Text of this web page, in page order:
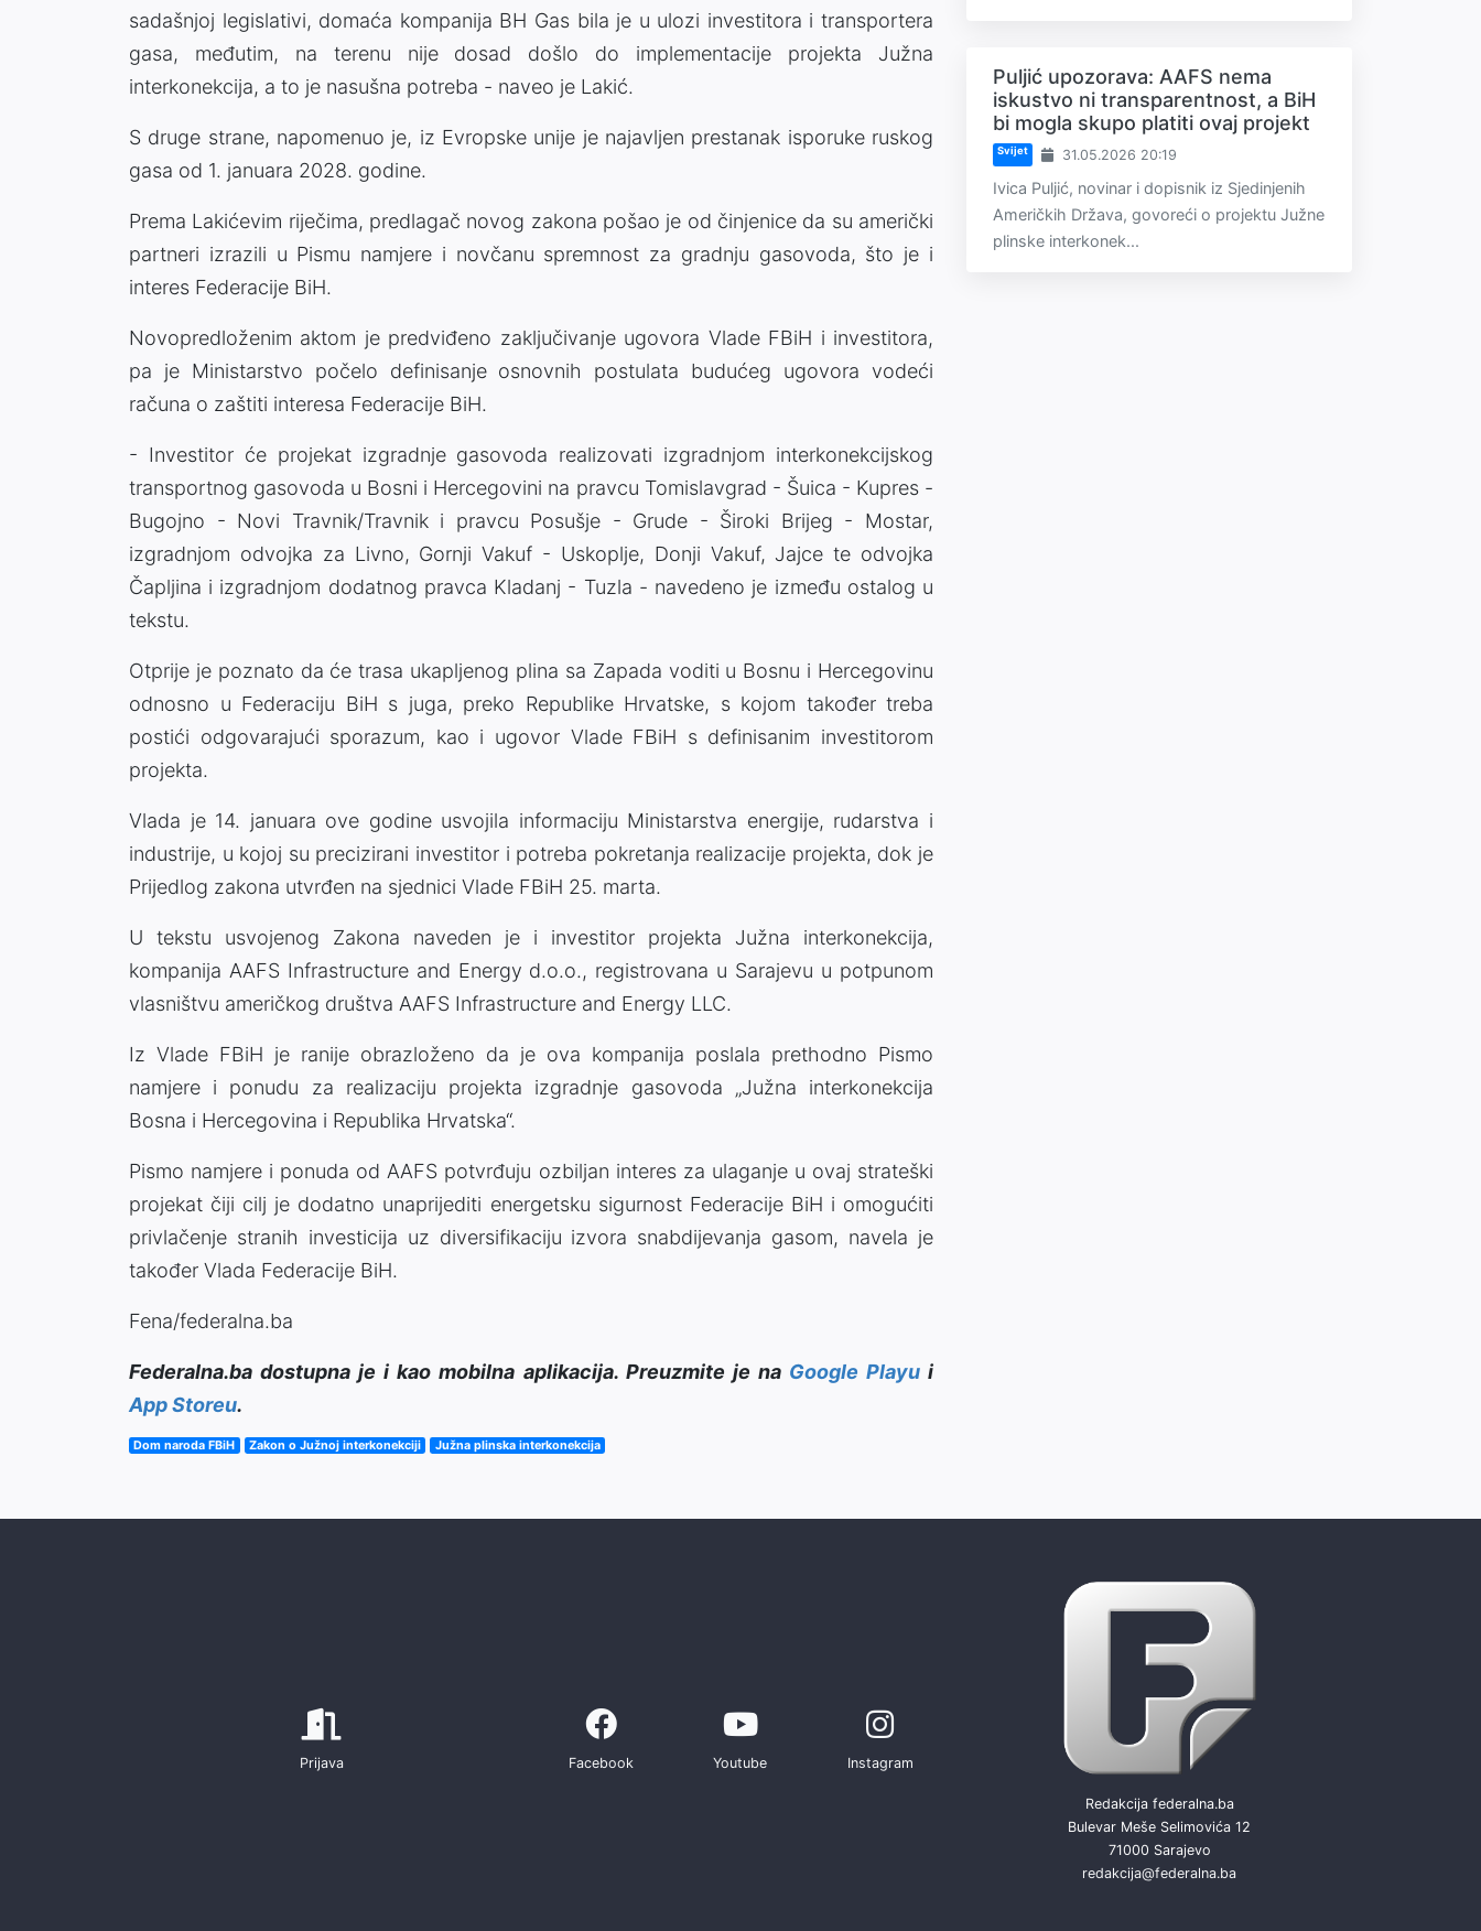
sadašnjoj legislativi, domaća kompanija BH Gas bila je u ulozi investitora i transportera
gasa, međutim, na terenu nije dosad došlo do implementacije projekta Južna
interkonekcija, a to je nasušna potreba - naveo je Lakić.
S druge strane, napomenuo je, iz Evropske unije je najavljen prestanak isporuke ruskog
gasa od 1. januara 2028. godine.
Prema Lakićevim riječima, predlagač novog zakona pošao je od činjenice da su američki
partneri izrazili u Pismu namjere i novčanu spremnost za gradnju gasovoda, što je i
interes Federacije BiH.
Novopredloženim aktom je predviđeno zaključivanje ugovora Vlade FBiH i investitora,
pa je Ministarstvo počelo definisanje osnovnih postulata budućeg ugovora vodeći
računa o zaštiti interesa Federacije BiH.
- Investitor će projekat izgradnje gasovoda realizovati izgradnjom interkonekcijskog
transportnog gasovoda u Bosni i Hercegovini na pravcu Tomislavgrad - Šuica - Kupres -
Bugojno - Novi Travnik/Travnik i pravcu Posušje - Grude - Široki Brijeg - Mostar,
izgradnjom odvojka za Livno, Gornji Vakuf - Uskoplje, Donji Vakuf, Jajce te odvojka
Čapljina i izgradnjom dodatnog pravca Kladanj - Tuzla - navedeno je između ostalog u
tekstu.
Otprije je poznato da će trasa ukapljenog plina sa Zapada voditi u Bosnu i Hercegovinu
odnosno u Federaciju BiH s juga, preko Republike Hrvatske, s kojom također treba
postići odgovarajući sporazum, kao i ugovor Vlade FBiH s definisanim investitorom
projekta.
Vlada je 14. januara ove godine usvojila informaciju Ministarstva energije, rudarstva i
industrije, u kojoj su precizirani investitor i potreba pokretanja realizacije projekta, dok je
Prijedlog zakona utvrđen na sjednici Vlade FBiH 25. marta.
U tekstu usvojenog Zakona naveden je i investitor projekta Južna interkonekcija,
kompanija AAFS Infrastructure and Energy d.o.o., registrovana u Sarajevu u potpunom
vlasništvu američkog društva AAFS Infrastructure and Energy LLC.
Iz Vlade FBiH je ranije obrazloženo da je ova kompanija poslala prethodno Pismo
namjere i ponudu za realizaciju projekta izgradnje gasovoda „Južna interkonekcija
Bosna i Hercegovina i Republika Hrvatska“.
Pismo namjere i ponuda od AAFS potvrđuju ozbiljan interes za ulaganje u ovaj strateški
projekat čiji cilj je dodatno unaprijediti energetsku sigurnost Federacije BiH i omogućiti
privlačenje stranih investicija uz diversifikaciju izvora snabdijevanja gasom, navela je
također Vlada Federacije BiH.
Fena/federalna.ba
Federalna.ba dostupna je i kao mobilna aplikacija. Preuzmite je na Google Playui
App Storeu.
Dom naroda FBiH Zakon o Južnoj interkonekciji Južna plinska interkonekcija
Puljić upozorava: AAFS nema
iskustvo ni transparentnost, a BiH
bi mogla skupo platiti ovaj projekt
Svijet 31.05.2026 20:19
Ivica Puljić, novinar i dopisnik iz Sjedinjenih
Američkih Država, govoreći o projektu Južne
plinske interkonek...
Prijava Facebook Youtube Instagram
Redakcija federalna.ba
Bulevar Meše Selimovića 12
71000 Sarajevo
redakcija@federalna.ba